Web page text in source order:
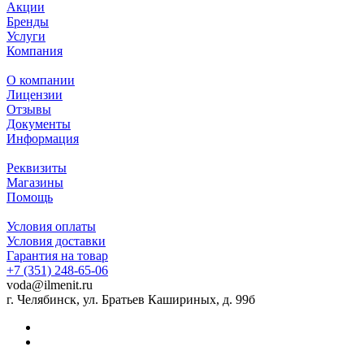
Акции
Бренды
Услуги
Компания
О компании
Лицензии
Отзывы
Документы
Информация
Реквизиты
Магазины
Помощь
Условия оплаты
Условия доставки
Гарантия на товар
+7 (351) 248-65-06
voda@ilmenit.ru
г. Челябинск, ул. Братьев Кашириных, д. 99б